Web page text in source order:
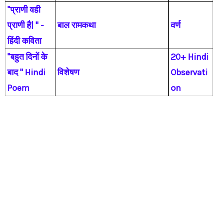
"प्राणी वही
प्राणी है| " -
हिंदी कविता
बाल रामकथा वर्ण
"बहुत दिनों के
बाद " Hindi
Poem
विशेषण
20+ Hindi
Observati
on